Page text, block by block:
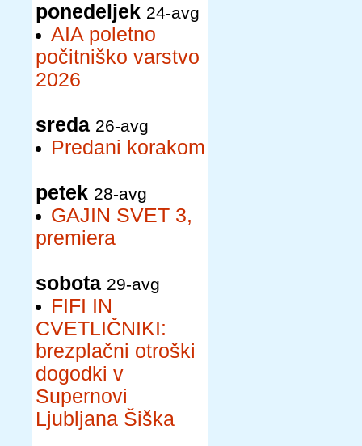
ponedeljek 24-avg
AIA poletno
počitniško varstvo
2026
sreda 26-avg
Predani korakom
petek 28-avg
GAJIN SVET 3,
premiera
sobota 29-avg
FIFI IN
CVETLIČNIKI:
brezplačni otroški
dogodki v
Supernovi
Ljubljana Šiška